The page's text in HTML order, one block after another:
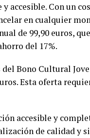
accesible. Con un
en cualquier
de 99,90 euros,
del 17%.
Bono Cultural
Esta oferta
accesible y
de calidad y